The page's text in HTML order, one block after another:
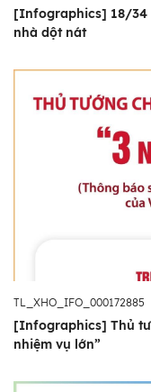
[Infographics] 18/34
nhà dột nát
TL_XHO_IFO_000172885
[Infographics] Thủ
nhiệm vụ lớn”